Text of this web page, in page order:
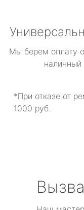
Мы берем оплату
наличный
*При отказе от
1000 руб.